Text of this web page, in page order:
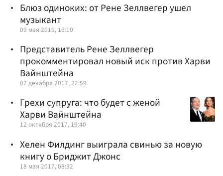
Блюз одиноких: от Рене Зеллвегер ушел
музыкант
09 мая 2019, 16:10
Представитель Рене Зеллвегер
прокомментировал новый иск против Харви
Вайнштейна
07 декабря 2017, 22:59
Грехи супруга: что будет с женой
Харви Вайнштейна
12 октября 2017, 19:40
Хелен Филдинг выиграла свинью за новую
книгу о Бриджит Джонс
18 мая 2017, 08:32